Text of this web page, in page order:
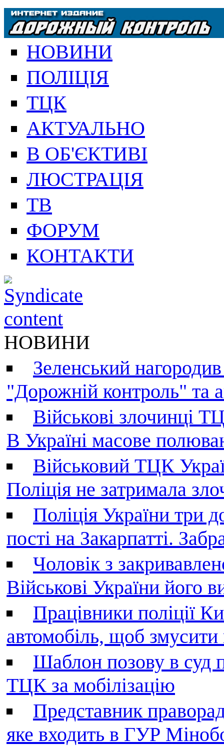
НОВИНИ
ПОЛІЦІЯ
ТЦК
АКТУАЛЬНО
В ОБ'ЄКТИВІ
ЛЮСТРАЦІЯ
ТВ
ФОРУМ
КОНТАКТИ
НОВИНИ
Зеленський
"Дорожній контроль" та
Військові злочинці
В Україні масове
Військовий ТЦК
Поліція не затримала
Поліція України три
пості на Закарпатті.
Чоловік з
Військові України його
Працівники поліції
автомобіль, щоб
Шаблон позову в суд
ТЦК за мобілізацію
Представник
яке входить в ГУР